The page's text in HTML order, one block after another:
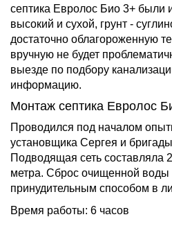
септика Евролос Био 3+ были
высокий и сухой, грунт -
достаточно облагороженную
вручную не будет
выезде по подбору
информацию.
Монтаж септика Евролос
Проводился под началом
установщика Сергея и
Подводящая сеть составляла
метра. Сброс очищенной воды
принудительным способом в
Время работы: 6 часов